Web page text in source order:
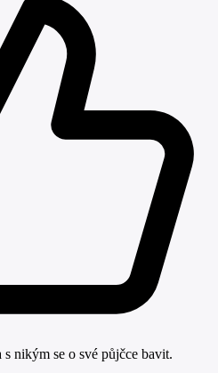
nikým se o své půjčce bavit.